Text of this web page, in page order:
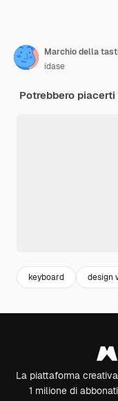
Marchio della
idase
Potrebbero
keyboard design
La piattaforma
1 milione di